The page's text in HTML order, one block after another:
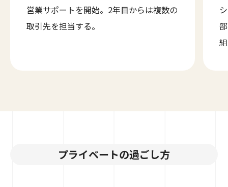
営業サポートを開始。2年目からは複数の
取引先を担当する。
プライベートの過ごし方